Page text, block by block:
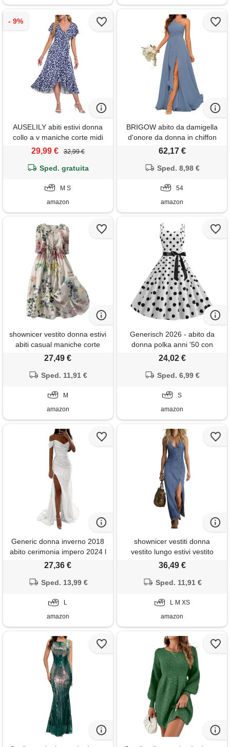
AUSELILY abiti estivi donna
collo a v maniche corte midi
29,99 € 32,99 €
Sped. gratuita
M S
amazon
BRIGOW abito da damigella
d'onore da donna in chiffon
per matrimonio con spacco,
abiti da ballo, abiti da cocktail,
pieghettato, taglie forti, blu
62,17 €
Sped. 8,98 €
54
amazon
shownicer vestito donna estivi
abiti casual maniche corte
vestito midi elegante vita alta
abito boho vacanza abito
27,49 €
Sped. 11,91 €
M
amazon
Generisch 2026 - abito da
donna polka anni '50 con
allacciatura al collo, bianco, s
24,02 €
Sped. 6,99 €
S
amazon
Generic donna inverno 2018
abito cerimonia impero 2024 l
d'argento mermaid a bustier
spalle scoperte manica lunga
27,36 €
Sped. 13,99 €
L
amazon
shownicer vestiti donna
vestito lungo estivi vestito
jeans a mezza manica abito
l
36,49 €
Sped. 11,91 €
L M XS
amazon